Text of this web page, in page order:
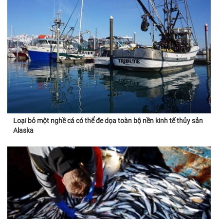
Loại bỏ một nghề cá có thể đe dọa toàn bộ nền kinh tế thủy sản
Alaska